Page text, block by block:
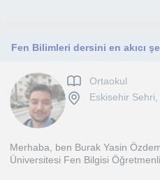
Ortaokul
Eskisehir Sehri,
Merhaba, ben Burak Yasin
Üniversitesi Fen Bilgisi